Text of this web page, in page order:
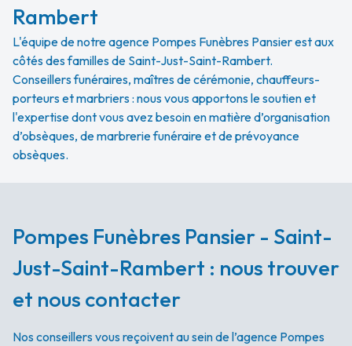
Rambert
L'équipe de notre agence Pompes Funèbres Pansier est aux
côtés des familles de Saint-Just-Saint-Rambert.
Conseillers funéraires, maîtres de cérémonie, chauffeurs-
porteurs et marbriers : nous vous apportons le soutien et
l'expertise dont vous avez besoin en matière d’organisation
d’obsèques, de marbrerie funéraire et de prévoyance
obsèques.
Pompes Funèbres Pansier - Saint-
Just-Saint-Rambert : nous trouver
et nous contacter
Nos conseillers vous reçoivent au sein de l’agence Pompes